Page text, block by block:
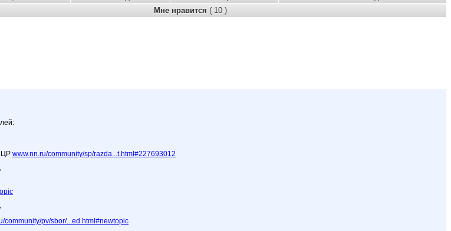
Мне нравится ( 10 )
ЦР www.nn.ru/community/sp/razda...t.html#227693012
community/pv/sbor/...ed.html#newtopic